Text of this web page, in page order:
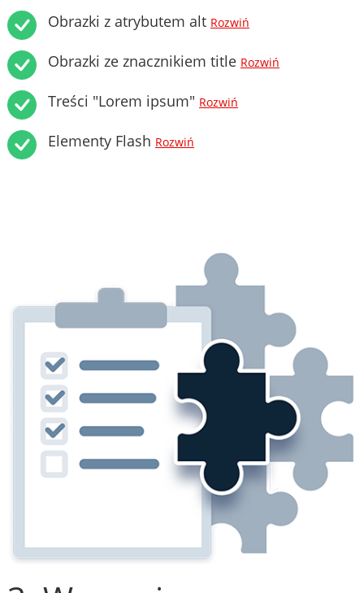
Obrazki z atrybutem alt Rozwiń
Obrazki ze znacznikiem title Rozwiń
Treści "Lorem ipsum" Rozwiń
Elementy Flash Rozwiń